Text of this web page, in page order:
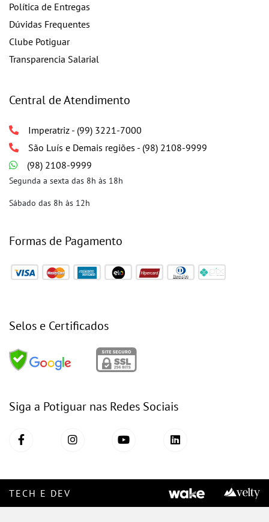
Política de Entregas
Dúvidas Frequentes
Clube Potiguar
Transparencia Salarial
Central de Atendimento
Imperatriz - (99) 3221-7000
São Luís e Demais regiões - (98) 2108-9999
(98) 2108-9999
Segunda a sexta das 8h às 18h
Sábado das 8h às 12h
Formas de Pagamento
Selos e Certificados
Siga a Potiguar nas Redes Sociais
TECH E DEV